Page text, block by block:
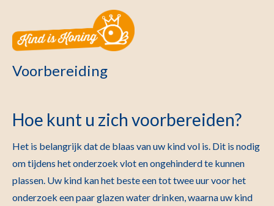
Voorbereiding
Hoe kunt u zich voorbereiden?
Het is belangrijk dat de blaas van uw kind vol is. Dit is nodig
om tijdens het onderzoek vlot en ongehinderd te kunnen
plassen. Uw kind kan het beste een tot twee uur voor het
onderzoek een paar glazen water drinken, waarna uw kind